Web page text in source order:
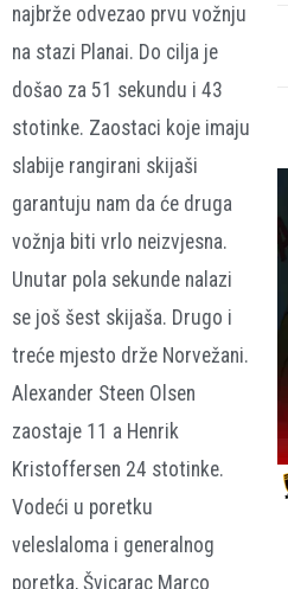
najbrže odvezao prvu vožnju
na stazi Planai. Do cilja je
došao za 51 sekundu i 43
stotinke. Zaostaci koje imaju
slabije rangirani skijaši
garantuju nam da će druga
vožnja biti vrlo neizvjesna.
Unutar pola sekunde nalazi
se još šest skijaša. Drugo i
treće mjesto drže Norvežani.
Alexander Steen Olsen
zaostaje 11 a Henrik
Kristoffersen 24 stotinke.
Vodeći u poretku
veleslaloma i generalnog
poretka, Švicarac Marco